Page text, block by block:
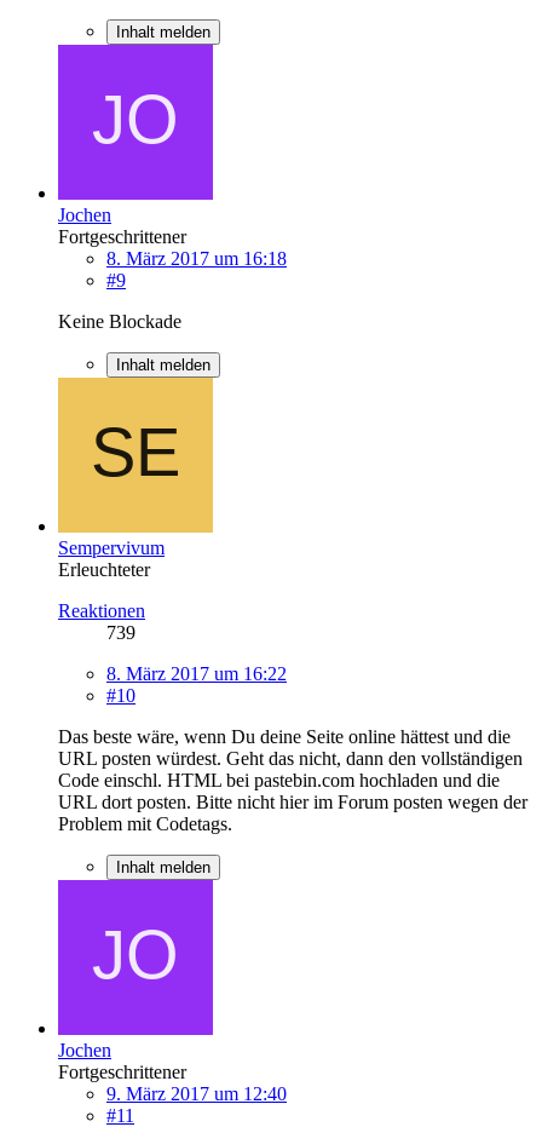
Inhalt melden
Jochen
Fortgeschrittener
8. März 2017 um 16:18
#9
Keine Blockade
Inhalt melden
Sempervivum
Erleuchteter
Reaktionen
739
8. März 2017 um 16:22
#10
Das beste wäre, wenn Du deine Seite online hättest und die
URL posten würdest. Geht das nicht, dann den vollständigen
Code einschl. HTML bei pastebin.com hochladen und die
URL dort posten. Bitte nicht hier im Forum posten wegen der
Problem mit Codetags.
Inhalt melden
Jochen
Fortgeschrittener
9. März 2017 um 12:40
#11